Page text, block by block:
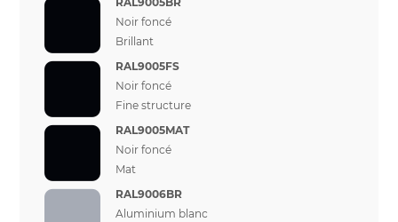
Noir foncé
Brillant
RAL9005FS
Noir foncé
Fine structure
RAL9005MAT
Noir foncé
Mat
RAL9006BR
Aluminium blanc